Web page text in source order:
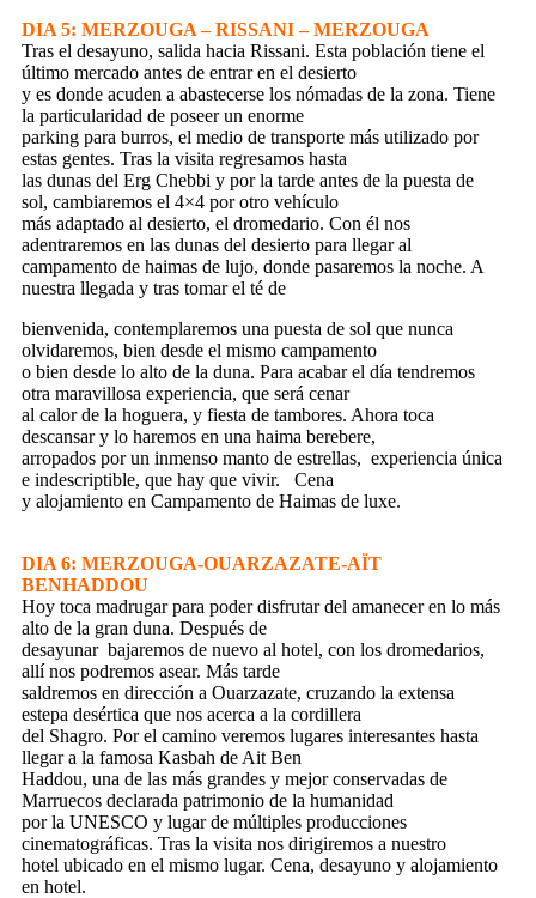
DIA 5: MERZOUGA – RISSANI – MERZOUGA
Tras el desayuno, salida hacia Rissani. Esta población tiene el
último mercado antes de entrar en el desierto
y es donde acuden a abastecerse los nómadas de la zona. Tiene
la particularidad de poseer un enorme
parking para burros, el medio de transporte más utilizado por
estas gentes. Tras la visita regresamos hasta
las dunas del Erg Chebbi y por la tarde antes de la puesta de
sol, cambiaremos el 4×4 por otro vehículo
más adaptado al desierto, el dromedario. Con él nos
adentraremos en las dunas del desierto para llegar al
campamento de haimas de lujo, donde pasaremos la noche. A
nuestra llegada y tras tomar el té de
bienvenida, contemplaremos una puesta de sol que nunca
olvidaremos, bien desde el mismo campamento
o bien desde lo alto de la duna. Para acabar el día tendremos
otra maravillosa experiencia, que será cenar
al calor de la hoguera, y fiesta de tambores. Ahora toca
descansar y lo haremos en una haima berebere,
arropados por un inmenso manto de estrellas, experiencia única
e indescriptible, que hay que vivir. Cena
y alojamiento en Campamento de Haimas de luxe.
DIA 6: MERZOUGA-OUARZAZATE-AÏT
BENHADDOU
Hoy toca madrugar para poder disfrutar del amanecer en lo más
alto de la gran duna. Después de
desayunar bajaremos de nuevo al hotel, con los dromedarios,
allí nos podremos asear. Más tarde
saldremos en dirección a Ouarzazate, cruzando la extensa
estepa desértica que nos acerca a la cordillera
del Shagro. Por el camino veremos lugares interesantes hasta
llegar a la famosa Kasbah de Ait Ben
Haddou, una de las más grandes y mejor conservadas de
Marruecos declarada patrimonio de la humanidad
por la UNESCO y lugar de múltiples producciones
cinematográficas. Tras la visita nos dirigiremos a nuestro
hotel ubicado en el mismo lugar. Cena, desayuno y alojamiento
en hotel.